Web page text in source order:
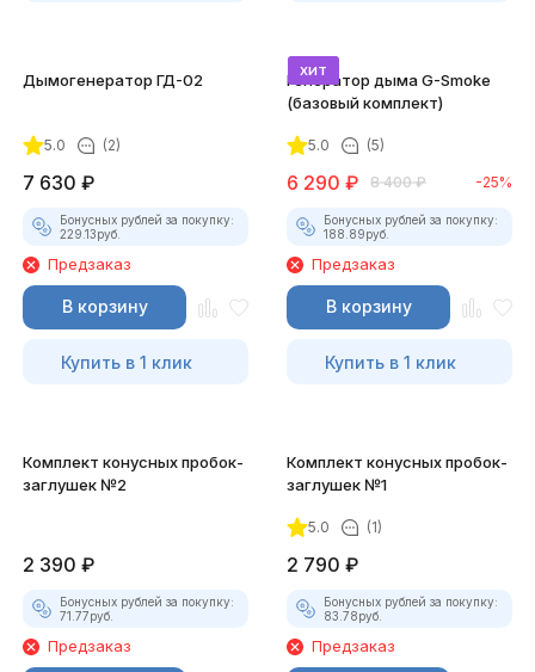
Дымогенератор ГД-02
5.0 (2)
7 630 ₽
Бонусных рублей за покупку:
229.13руб.
Предзаказ
В корзину
Купить в 1 клик
хит
Генератор дыма G-Smoke
(базовый комплект)
5.0 (5)
6 290 ₽ 8 400 ₽ -25%
Бонусных рублей за покупку:
188.89руб.
Предзаказ
В корзину
Купить в 1 клик
Комплект конусных пробок-
заглушек №2
2 390 ₽
Бонусных рублей за покупку:
71.77руб.
Предзаказ
Комплект конусных пробок-
заглушек №1
5.0 (1)
2 790 ₽
Бонусных рублей за покупку:
83.78руб.
Предзаказ